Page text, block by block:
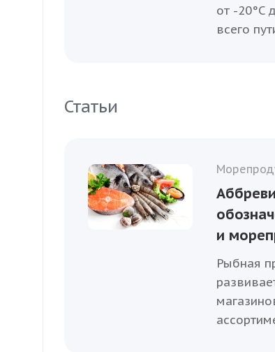
от -20°C
всего
Статьи
и
Рыбная